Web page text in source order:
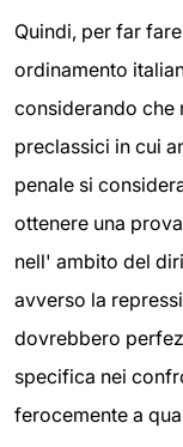
Quindi, per far
ordinamento
considerando che
preclassici in cui
penale si
ottenere una
nell' ambito del
avverso la
dovrebbero
specifica nei
ferocemente a